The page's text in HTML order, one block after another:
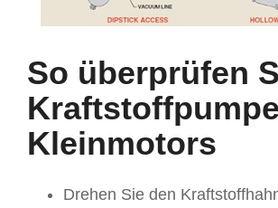
So überprüfen
Kleinmotors
Drehen Sie den